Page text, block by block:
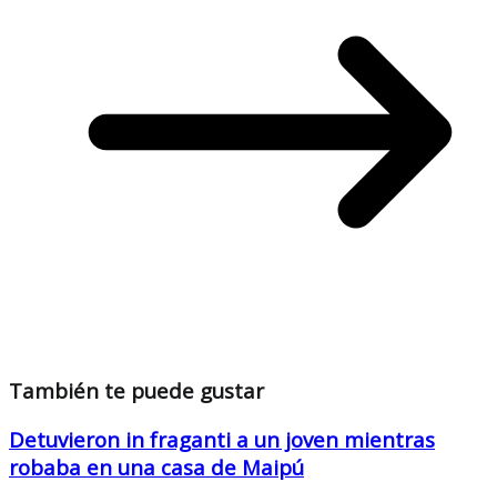
También te puede gustar
Detuvieron in fraganti a un joven mientras
robaba en una casa de Maipú